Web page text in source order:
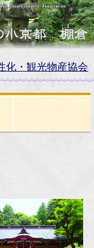
化・観光物産協会